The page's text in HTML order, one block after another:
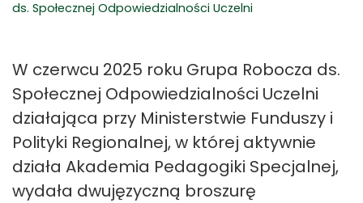
ds. Społecznej Odpowiedzialności Uczelni
W czerwcu 2025 roku Grupa Robocza ds.
Społecznej Odpowiedzialności Uczelni
działająca przy Ministerstwie Funduszy i
Polityki Regionalnej, w której aktywnie
działa Akademia Pedagogiki Specjalnej,
wydała dwujęzyczną broszurę